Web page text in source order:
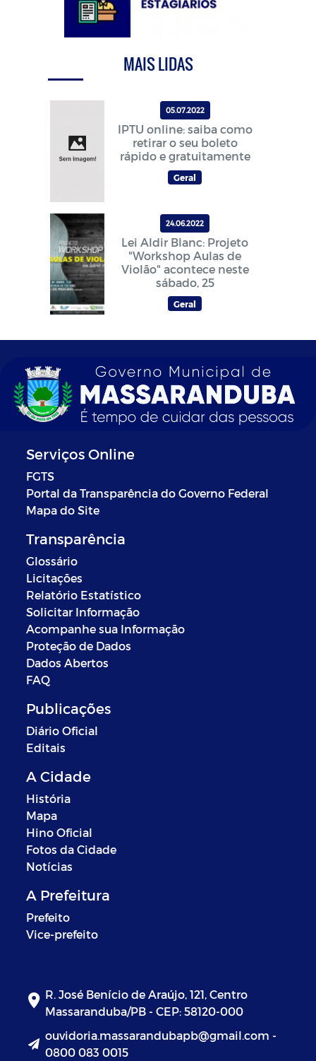
MAIS LIDAS
05.07.2022
IPTU online: saiba como
retirar o seu boleto
rápido e gratuitamente
Geral
24.06.2022
Lei Aldir Blanc: Projeto
"Workshop Aulas de
Violão" acontece neste
sábado, 25
Geral
Serviços Online
FGTS
Portal da Transparência do Governo Federal
Mapa do Site
Transparência
Glossário
Licitações
Relatório Estatístico
Solicitar Informação
Acompanhe sua Informação
Proteção de Dados
Dados Abertos
FAQ
Publicações
Diário Oficial
Editais
A Cidade
História
Mapa
Hino Oficial
Fotos da Cidade
Notícias
A Prefeitura
Prefeito
Vice-prefeito
R. José Benício de Araújo, 121, Centro
Massaranduba/PB - CEP: 58120-000
ouvidoria.massarandubapb@gmail.com -
0800 083 0015